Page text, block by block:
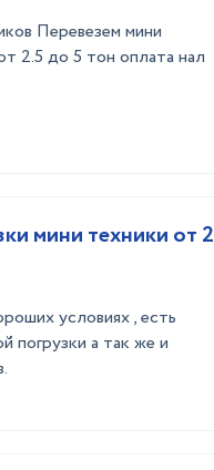
Перевезем мини
2.5 до 5 тон оплата нал
мини техники от 2
условиях , есть
погрузки а так же и